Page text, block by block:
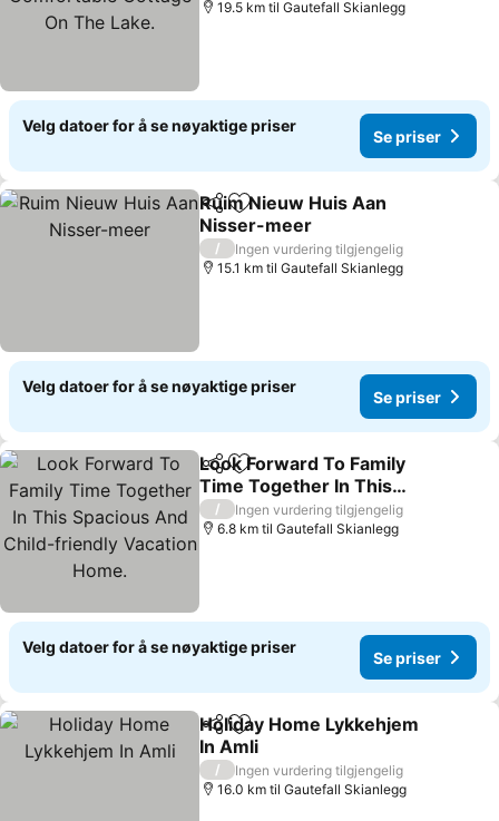
The Lake.
19.5 km til Gautefall Skianlegg
Velg datoer for å se nøyaktige priser
Se priser
Del Legg til i favoritter
Ruim Nieuw Huis Aan
Nisser-meer
Se priser
/
Ingen vurdering tilgjengelig
15.1 km til Gautefall Skianlegg
Velg datoer for å se nøyaktige priser
Se priser
Del Legg til i favoritter
Look Forward To Family
Time Together In This
Spacious And Child-
friendly Vacation Home.
Se priser
/
Ingen vurdering tilgjengelig
6.8 km til Gautefall Skianlegg
Velg datoer for å se nøyaktige priser
Se priser
Del Legg til i favoritter
Holiday Home Lykkehjem
In Amli
Se priser
/
Ingen vurdering tilgjengelig
16.0 km til Gautefall Skianlegg